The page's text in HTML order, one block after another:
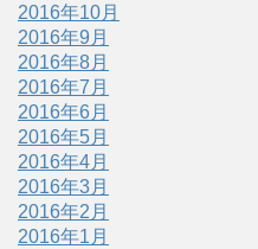
2016年10月
2016年9月
2016年8月
2016年7月
2016年6月
2016年5月
2016年4月
2016年3月
2016年2月
2016年1月